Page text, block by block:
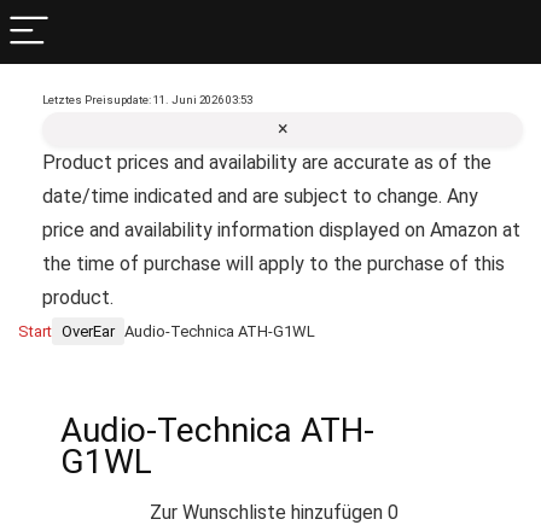
Letztes Preisupdate: 11. Juni 2026 03:53
×
Product prices and availability are accurate as of the
date/time indicated and are subject to change. Any
price and availability information displayed on Amazon at
the time of purchase will apply to the purchase of this
product.
Start OverEar Audio-Technica ATH-G1WL
Audio-Technica ATH-
G1WL
Zur Wunschliste hinzufügen 0